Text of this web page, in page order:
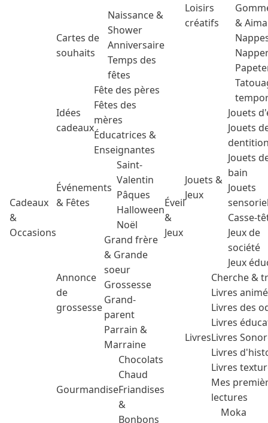
Cadeaux
&
Occasions
Cartes de
souhaits
Naissance &
Shower
Anniversaire
Temps des
fêtes
Idées
cadeaux
Fête des pères
Fêtes des
mères
Éducatrices &
Enseignantes
Événements
& Fêtes
Saint-
Valentin
Pâques
Halloween
Noël
Annonce
de
grossesse
Grand frère
& Grande
soeur
Grossesse
Grand-
parent
Parrain &
Marraine
Gourmandise
Chocolats
Chaud
Friandises
&
Bonbons
Éveil
&
Jeux
Loisirs
créatifs
&
Jouets &
Jeux
Jouets
Jouets
Jouets
bain
Jouets
Casse-
Jeux de
société
Jeux
Livres
Cherche &
Livres
Livres des
Livres
Livres
Livres
Livres
Mes
lectures
Moka